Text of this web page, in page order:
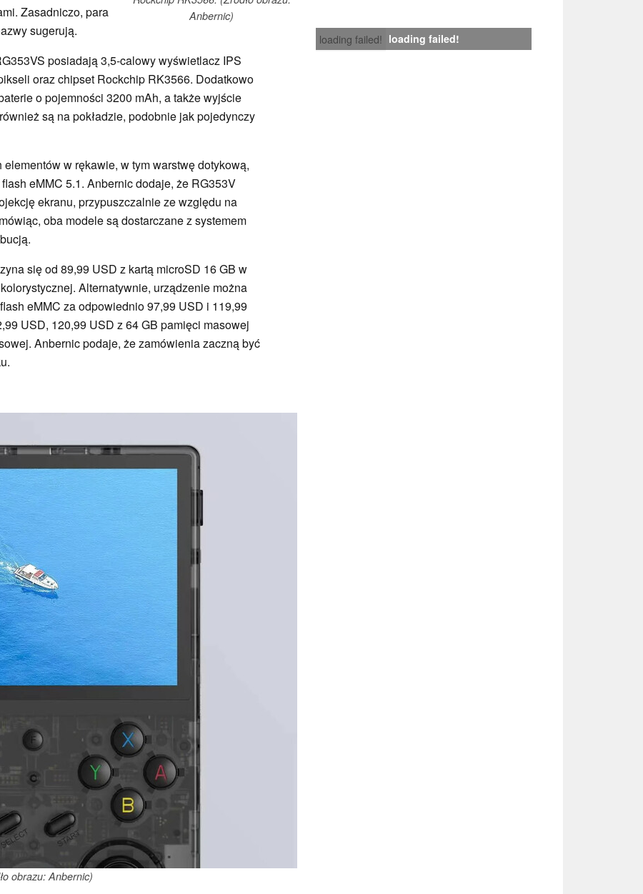
Anbernic)
loading failed! loading failed!
Zasadniczo, para
sugerują.
posiadają 3,5-calowy wyświetlacz IPS
oraz chipset Rockchip RK3566. Dodatkowo
o pojemności 3200 mAh, a także wyjście
są na pokładzie, podobnie jak pojedynczy
w rękawie, w tym warstwę dotykową,
eMMC 5.1. Anbernic dodaje, że RG353V
ekranu, przypuszczalnie ze względu na
oba modele są dostarczane z systemem
się od 89,99 USD z kartą microSD 16 GB w
Alternatywnie, urządzenie można
eMMC za odpowiednio 97,99 USD i 119,99
USD, 120,99 USD z 64 GB pamięci masowej
Anbernic podaje, że zamówienia zaczną być
obrazu: Anbernic)